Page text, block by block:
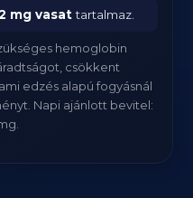
mg vasattartalmaz.
hemoglobin
csökkent
edzés alapú fogyásnál
Napi ajánlott bevitel: